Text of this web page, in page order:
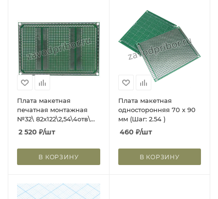
Плата макетная
печатная монтажная
№32\ 82x122\2,54\4отв\
SOIC-104X2\; плата
монтаж №32\
2 520 ₽/шт
В КОРЗИНУ
Плата макетная
односторонняя 70 х 90
мм (Шаг: 2.54 )
460 ₽/шт
В КОРЗИНУ